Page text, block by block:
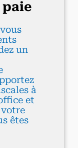
un
à
et
êtes